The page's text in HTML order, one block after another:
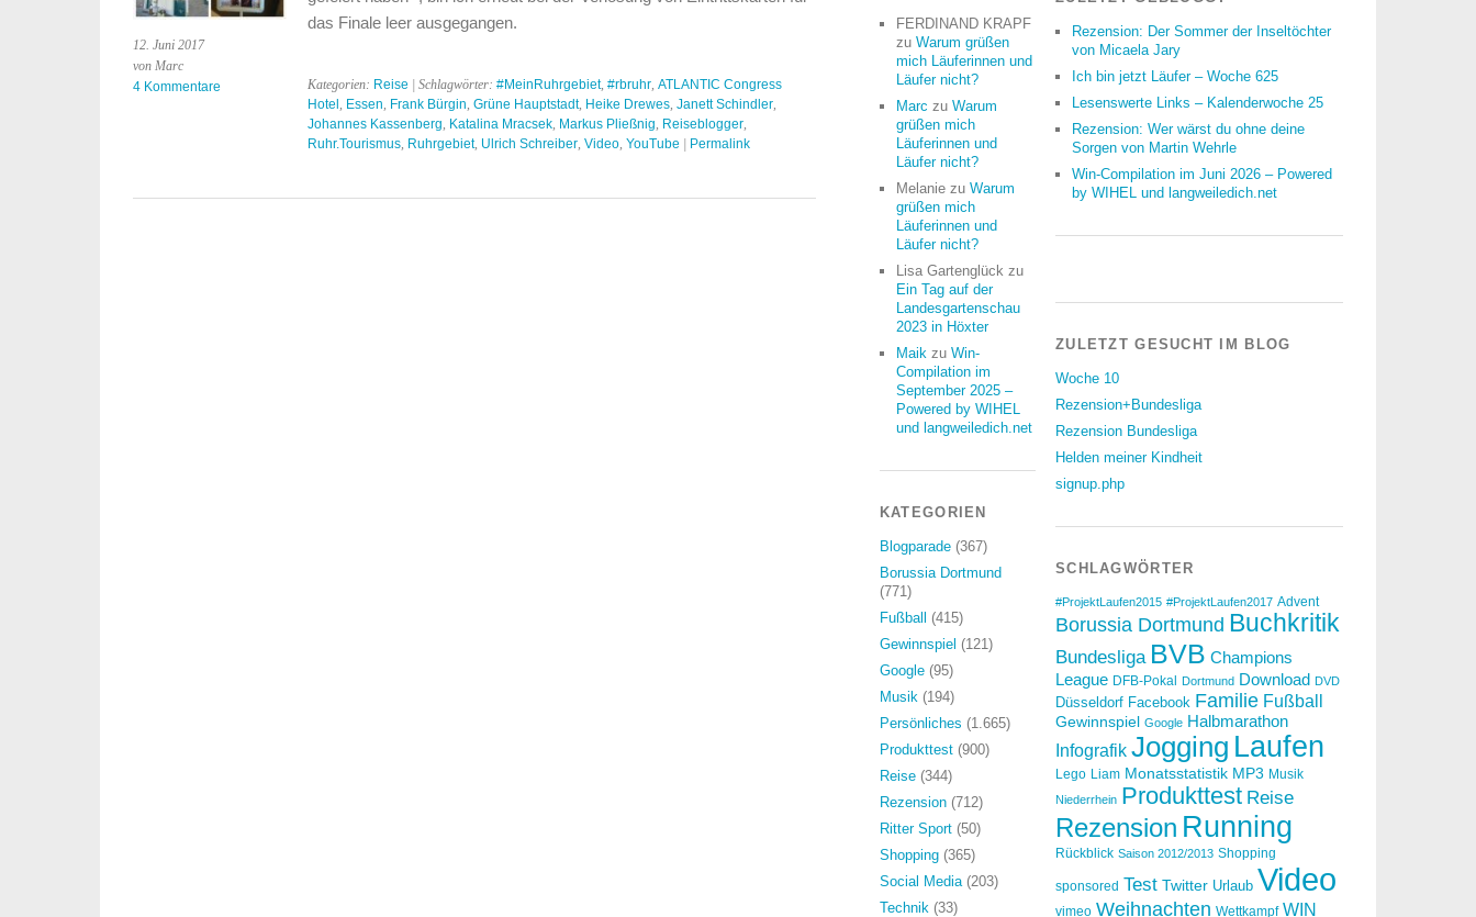
12. Juni 2017
von Marc
4 Kommentare
das Finale leer ausgegangen.
Kategorien: Reise | Schlagwörter: #MeinRuhrgebiet, #rbruhr, ATLANTIC Congress
Hotel, Essen, Frank Bürgin, Grüne Hauptstadt, Heike Drewes, Janett Schindler,
Johannes Kassenberg, Katalina Mracsek, Markus Pließnig, Reiseblogger,
Ruhr.Tourismus, Ruhrgebiet, Ulrich Schreiber, Video, YouTube | Permalink
FERDINAND KRAPF
zu Warum grüßen
mich Läuferinnen und
Läufer nicht?
Marc zu Warum
grüßen mich
Läuferinnen und
Läufer nicht?
Melaniezu Warum
grüßen mich
Läuferinnen und
Läufer nicht?
Lisa Gartenglück zu
Ein Tag auf der
Landesgartenschau
2023 in Höxter
Maik zu Win-
Compilation im
September 2025 –
Powered by WIHEL
und langweiledich.net
KATEGORIEN
Blogparade(367)
Borussia Dortmund
(771)
Fußball
(415)
Gewinnspiel (121)
Google(95)
Musik (194)
Persönliches (1.665)
Produkttest(900)
Reise(344)
Rezension(712)
Ritter Sport(50)
Shopping(365)
Social Media(203)
Technik (33)
Rezension: Der Sommer der Inseltöchter
von Micaela Jary
Ich bin jetzt Läufer – Woche 625
Lesenswerte Links – Kalenderwoche 25
Rezension: Wer wärst du ohne deine
Sorgen von Martin Wehrle
Win-Compilation im Juni 2026 – Powered
by WIHEL und langweiledich.net
ZULETZT GESUCHT IM BLOG
Woche 10
Rezension+Bundesliga
Rezension Bundesliga
Helden meiner Kindheit
signup.php
SCHLAGWÖRTER
#ProjektLaufen2015 #ProjektLaufen2017 Advent
Borussia Dortmund Buchkritik
Bundesliga BVB Champions
League DFB-Pokal Dortmund Download DVD
Düsseldorf Facebook Familie Fußball
Gewinnspiel Google Halbmarathon
Infografik Jogging Laufen
Lego Liam Monatsstatistik MP3 Musik
Niederrhein Produkttest Reise
Rezension Running
Rückblick Saison 2012/2013 Shopping
sponsored Test Twitter Urlaub Video
vimeo Weihnachten Wettkampf WIN